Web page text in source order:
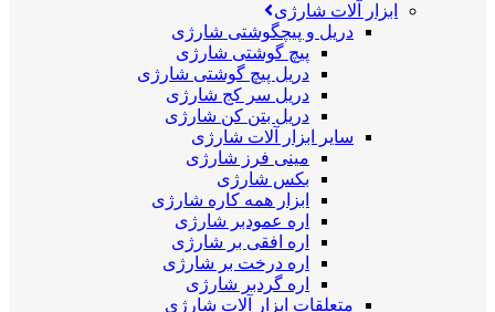
ابزار آلات شارژی
دریل و پیچگوشتی شارژی
پیچ گوشتی شارژی
دریل پیچ گوشتی شارژی
دریل سر کج شارژی
دریل بتن کن شارژی
سایر ابزار آلات شارژی
مینی فرز شارژی
بکس شارژی
ابزار همه کاره شارژی
اره عمودبر شارژی
اره افقی بر شارژی
اره درخت بر شارژی
اره گردبر شارژی
متعلقات ابزار آلات شارژی